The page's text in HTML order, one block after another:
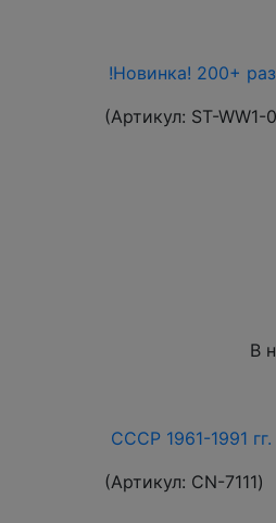
!Новинка! 200+
(Артикул: ST-
В
СССР 1961-1991
(Артикул: СN-7111)